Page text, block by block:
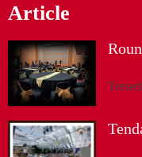
Article